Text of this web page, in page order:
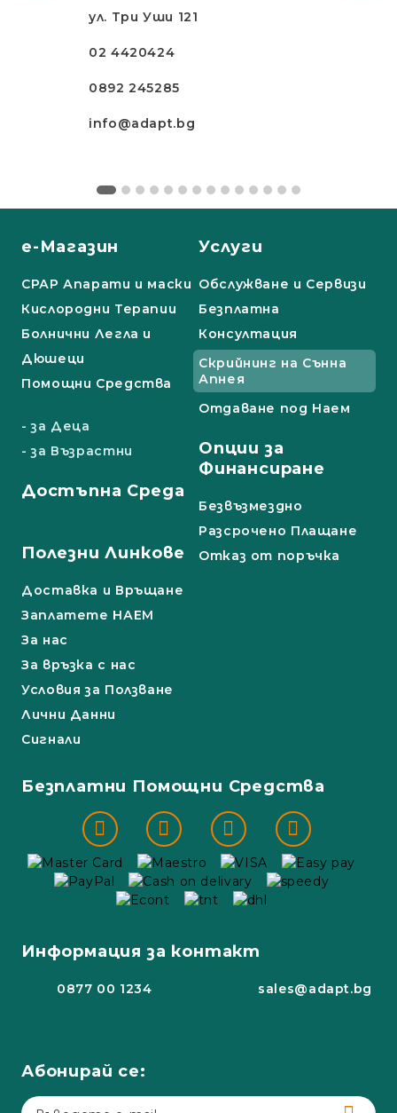
ул. Три Уши 121
02 4420424
0892 245285
info@adapt.bg
е-Магазин
СРАР Апарати и маски
Кислородни Терапии
Болнични Легла и
Дюшеци
Помощни Средства
- за Деца
- за Възрастни
Достъпна Среда
Услуги
Обслужване и Сервизи
Безплатна
Консултация
Скрийнинг на Сънна
Апнея
Отдаване под Наем
Опции за
Финансиране
Безвъзмездно
Разсрочено Плащане
Полезни Линкове
Доставка и Връщане
Заплатете НАЕМ
За нас
За връзка с нас
Условия за Ползване
Лични Данни
Сигнали
Отказ от поръчка
Безплатни Помощни Средства
Информация за контакт
0877 00 1234 sales@adapt.bg
Абонирай се: